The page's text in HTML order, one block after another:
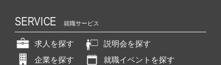
SERVICE 就職サービス
求人を探す
説明会を探す
企業を探す
就職イベントを探す